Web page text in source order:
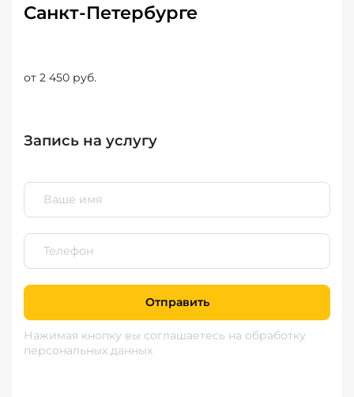
Санкт-Петербурге
от 2 450 руб.
Запись на услугу
Отправить
Нажимая кнопку вы соглашаетесь на обработку
персональных данных